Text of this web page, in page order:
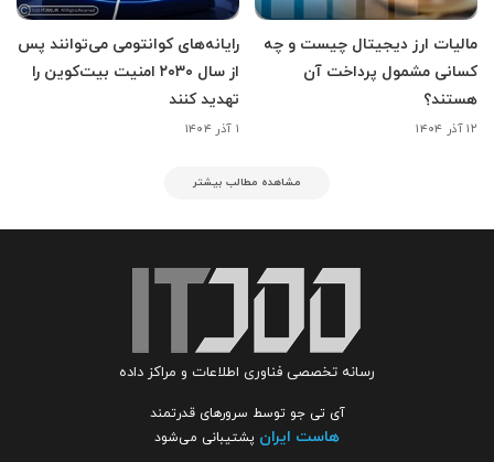
مالیات ارز دیجیتال چیست و چه
کسانی مشمول پرداخت آن
هستند؟
۱۲ آذر ۱۴۰۴
رایانه‌های کوانتومی می‌توانند پس
از سال ۲۰۳۰ امنیت بیت‌کوین را
تهدید کنند
۱ آذر ۱۴۰۴
مشاهده مطالب بیشتر
رسانه تخصصی فناوری اطلاعات و مراکز داده
آی تی جو توسط سرورهای قدرتمند
هاست ایران پشتیبانی می‌شود